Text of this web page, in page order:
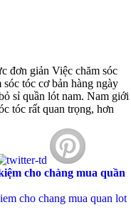
đơn giản Việc chăm sóc
tóc cơ bản hàng ngày
sỉ quần lót nam. Nam giới
tóc rất quan trọng, hơn
cho chàng mua quần